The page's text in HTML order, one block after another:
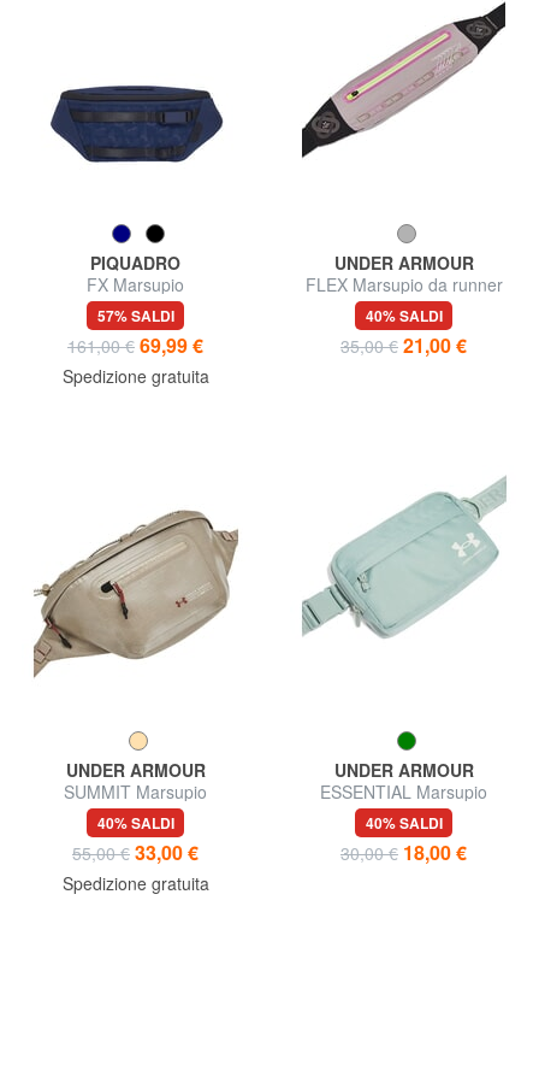
PIQUADRO
FX Marsupio
57% SALDI
161,00 € 69,99 €
Spedizione gratuita
UNDER ARMOUR
FLEX Marsupio da runner
40% SALDI
35,00 € 21,00 €
UNDER ARMOUR
SUMMIT Marsupio
40% SALDI
55,00 € 33,00 €
Spedizione gratuita
UNDER ARMOUR
ESSENTIAL Marsupio
impermeabile
40% SALDI
30,00 € 18,00 €